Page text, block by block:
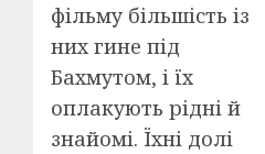
фільму більшість із
них гине під
Бахмутом, і їх
оплакують рідні й
знайомі. Їхні долі